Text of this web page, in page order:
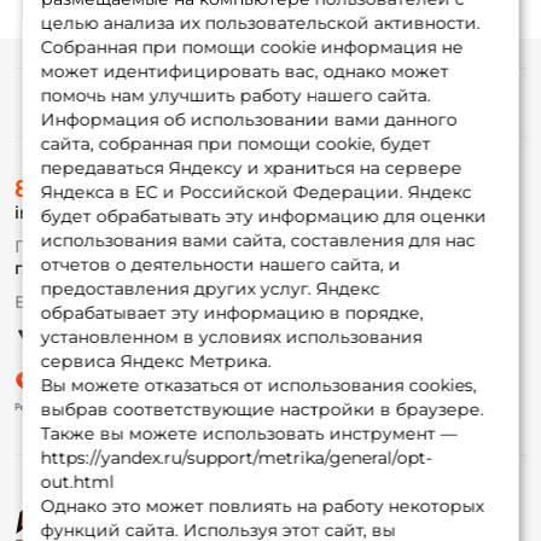
целью анализа их пользовательской активности.
Собранная при помощи cookie информация не
может идентифицировать вас, однако может
помочь нам улучшить работу нашего сайта.
Информация об использовании вами данного
сайта, собранная при помощи cookie, будет
передаваться Яндексу и храниться на сервере
Яндекса в ЕС и Российской Федерации. Яндекс
будет обрабатывать эту информацию для оценки
использования вами сайта, составления для нас
отчетов о деятельности нашего сайта, и
предоставления других услуг. Яндекс
обрабатывает эту информацию в порядке,
установленном в условиях использования
сервиса Яндекс Метрика.
Вы можете отказаться от использования cookies,
выбрав соответствующие настройки в браузере.
Также вы можете использовать инструмент —
https://yandex.ru/support/metrika/general/opt-
out.html
Однако это может повлиять на работу некоторых
функций сайта. Используя этот сайт, вы
© ФоксФишинг, 2009-2026
Информация
О магазине
Доставка
Оплата
Fox-bonus
Гуру
Партнерская программа
8 (495) 532-77-88
info@foxfishing.ru
По вопросам с заказом
г. Москва, ул. Плеханова д.7
Ежедневно 10:00 до 20:00